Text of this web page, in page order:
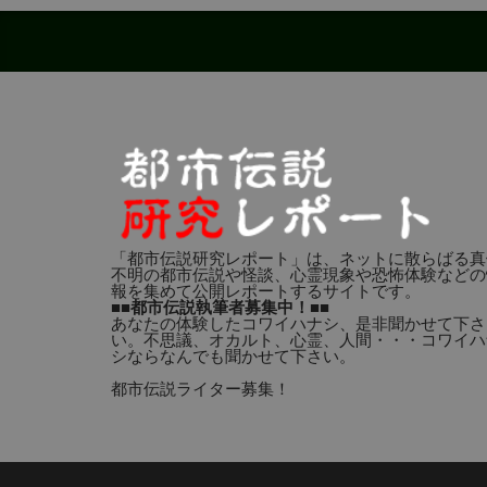
「都市伝説研究レポート」は、ネットに散らばる
不明の都市伝説や怪談、心霊現象や恐怖体験など
報を集めて公開レポートするサイトです。
■■都市伝説執筆者募集中！■■
あなたの体験したコワイハナシ、是非聞かせて下さ
い。不思議、オカルト、心霊、人間・・・コワイ
シならなんでも聞かせて下さい。
都市伝説ライター募集！